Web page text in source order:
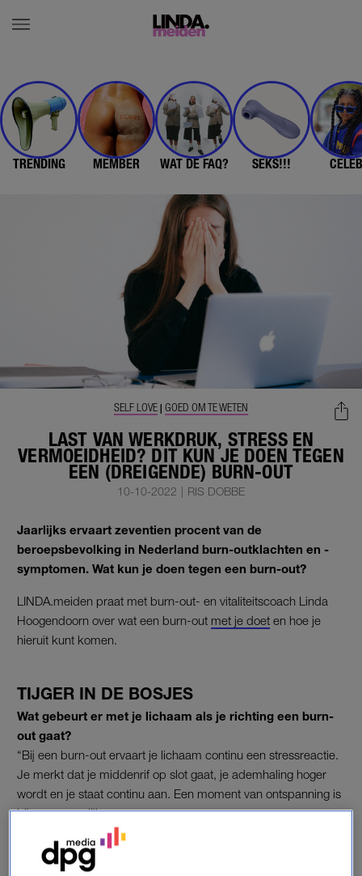
TRENDING MEMBER WAT DE FAQ? SEKS!!!
LAST VAN WERKDRUK, STRESS EN
VERMOEIDHEID? DIT KUN JE DOEN TEGEN
EEN (DREIGENDE) BURN-OUT
SELF LOVE | GOED OM TE WETEN
10-10-2022 | RIS DOBBE
Jaarlijks ervaart zeventien procent van de
beroepsbevolking in Nederland burn-outklachten en -
symptomen. Wat kun je doen tegen een burn-out?
LINDA.meiden praat met burn-out- en vitaliteitscoach Linda
Hoogendoorn over wat een burn-out met je doet en hoe je
hieruit kunt komen.
TIJGER IN DE BOSJES
Wat gebeurt er met je lichaam als je richting een burn-
out gaat?
“Bij een burn-out ervaart je lichaam continu een stressreactie.
Je merkt dat je middenrif op slot gaat, je ademhaling hoger
wordt en je staat continu aan. Een moment van ontspanning is
bijna onmogelijk.
Dit is een voorbeeld dat ik gebruik om uit te leggen hoe een
burn-out in het lichaam voelt: als er een tijger uit de bosjes